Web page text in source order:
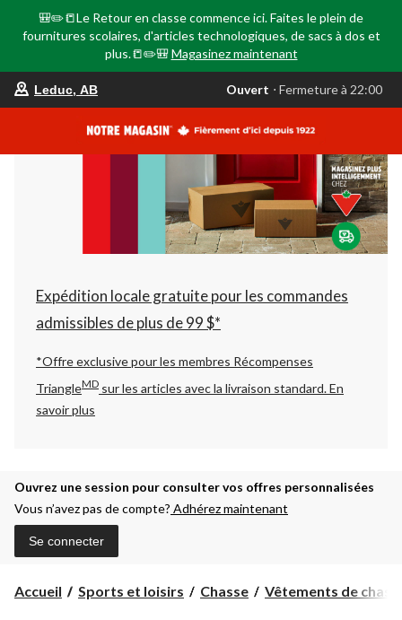
🎒✏️📒Le Retour en classe commence ici. Faites le plein de
fournitures scolaires, d'articles technologiques, de sacs à dos et
plus.📒✏️🎒 Magasinez maintenant
votre
est
AB,
Ouvert,
Fermeture
à
22:00
changer
Leduc, AB Ouvert ⋅ Fermeture à 22:00
Expédition locale gratuite pour les commandes
admissibles de plus de 99 $*
*Offre exclusive pour les membres Récompenses
TriangleMD sur les articles avec la livraison standard.En
savoir plus
Ouvrez une session pour consulter vos offres personnalisées
Vous n’avez pas de compte? Adhérez maintenant
Se connecter
Accueil Sports et loisirs Chasse Vêtements de